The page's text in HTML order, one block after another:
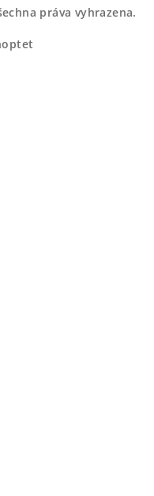
práva vyhrazena.